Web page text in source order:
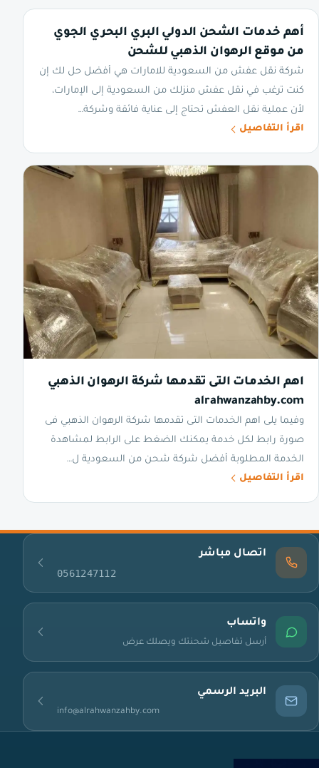
أهم خدمات الشحن الدولي البري البحري الجوي
من موقع الرهوان الذهبي للشحن
شركة نقل عفش من السعودية للامارات هي أفضل حل لك إن
كنت ترغب في نقل عفش منزلك من السعودية إلى الإمارات،
لأن عملية نقل العفش تحتاج إلى عناية فائقة وشركة…
اقرأ التفاصيل
اهم الخدمات التى تقدمها شركة الرهوان الذهبي
alrahwanzahby.com
وفيما يلى اهم الخدمات التى تقدمها شركة الرهوان الذهبي فى
صورة رابط لكل خدمة يمكنك الضغط على الرابط لمشاهدة
الخدمة المطلوبة أفضل شركة شحن من السعودية ل…
اقرأ التفاصيل
اتصال مباشر
0561247112
واتساب
أرسل تفاصيل شحنتك ويصلك عرض
البريد الرسمي
info@alrahwanzahby.com